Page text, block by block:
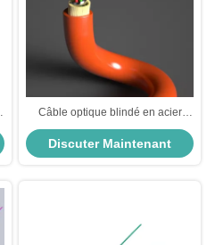
Câble optique blindé en acier
spiralé flexible à fibres optiques
multimode 6 noyaux 12 noyaux de
longueur personnalisée
Discuter Maintenant